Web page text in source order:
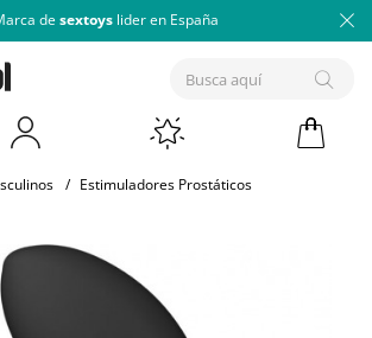
de sextoys lider en España
/ Estimuladores Prostáticos